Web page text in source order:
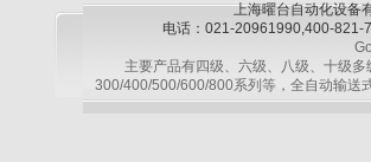
上海曜台自动化设备
电话：021-20961990,400-821-
主要产品有四级、六级、八级、十级
300/400/500/600/800系列等，全自动输送